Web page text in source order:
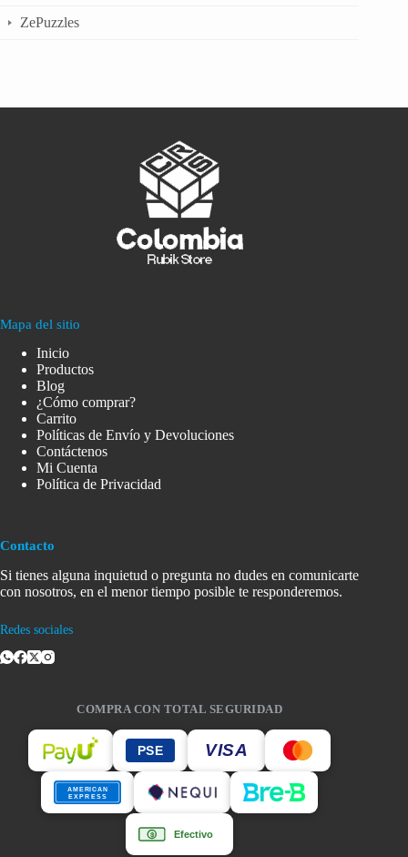
ZePuzzles
Mapa del sitio
Inicio
Productos
Blog
¿Cómo comprar?
Carrito
Políticas de Envío y Devoluciones
Contáctenos
Mi Cuenta
Política de Privacidad
Contacto
Si tienes alguna inquietud o pregunta no dudes en comunicarte
con nosotros, en el menor tiempo posible te responderemos.
Redes sociales
COMPRA CON TOTAL SEGURIDAD
PSE VISA
AMERICAN
EXPRESS
$ Efectivo